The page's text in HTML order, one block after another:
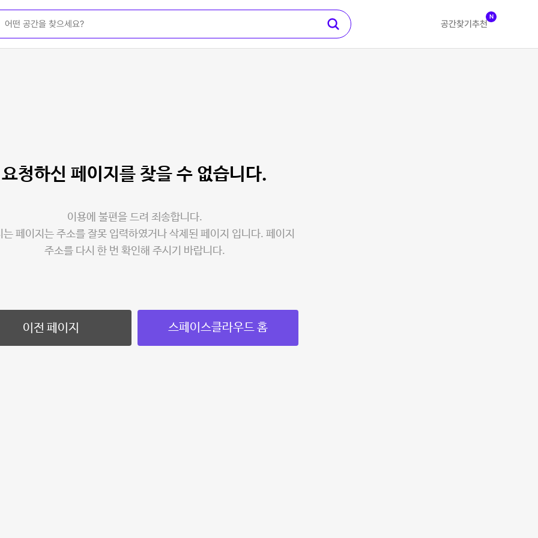
공간찾기 추천
N
요청하신 페이지를 찾을 수 없습니다.
이용에 불편을 드려 죄송합니다.
는 페이지는 주소를 잘못 입력하였거나 삭제된 페이지 입니다. 페이지
주소를 다시 한 번 확인해 주시기 바랍니다.
이전 페이지 스페이스클라우드 홈